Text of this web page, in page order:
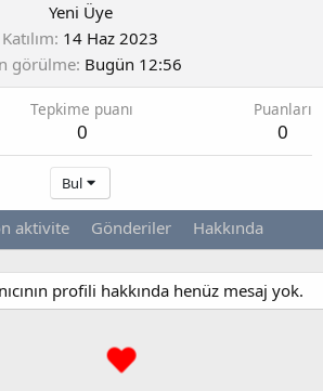
Yeni Üye
Katılım 14 Haz 2023
görülme Bugün 12:56
Tepkime puanı
0
Puanları
0
Bul
aktivite Gönderiler Hakkında
profili hakkında henüz mesaj yok.